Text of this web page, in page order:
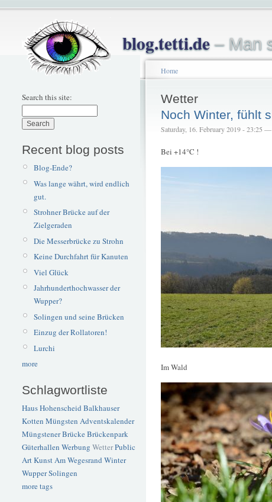
blog.tetti.de– Man
Search this site:
Recent blog posts
Blog-Ende?
Was lange währt, wird endlich
gut.
Strohner Brücke auf der
Zielgeraden
Die Messerbrücke zu Strohn
Keine Durchfahrt für Kanuten
Viel Glück
Jahrhunderthochwasser der
Wupper?
Solingen und seine Brücken
Einzug der Rollatoren!
Lurchi
more
Schlagwortliste
Haus Hohenscheid Balkhauser
Kotten Müngsten Adventskalender
Müngstener BrückeBrückenpark
Güterhallen Werbung WetterPublic
ArtKunstAm Wegesrand Winter
WupperSolingen
more tags
Home
Wetter
Noch Winter, fühlt
Saturday, 16. February 2019 - 23:25
Bei +14°C !
Im Wald